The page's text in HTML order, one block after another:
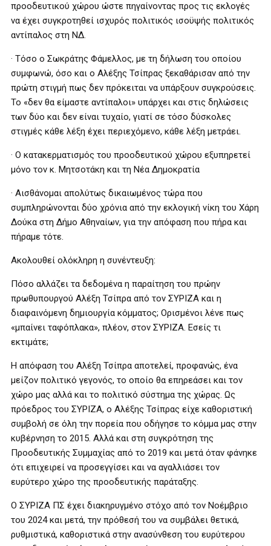
προοδευτικού χώρου ώστε πηγαίνοντας προς τις εκλογές
να έχει συγκροτηθεί ισχυρός πολιτικός ισοϋψής πολιτικός
αντίπαλος στη ΝΔ.
· Τόσο ο Σωκράτης Φάμελλος, με τη δήλωση του οποίου
συμφωνώ, όσο και ο Αλέξης Τσίπρας ξεκαθάρισαν από την
πρώτη στιγμή πως δεν πρόκειται να υπάρξουν συγκρούσεις.
Το «δεν θα είμαστε αντίπαλοι» υπάρχει και στις δηλώσεις
των δύο και δεν είναι τυχαίο, γιατί σε τόσο δύσκολες
στιγμές κάθε λέξη έχει περιεχόμενο, κάθε λέξη μετράει.
· Ο κατακερματισμός του προοδευτικού χώρου εξυπηρετεί
μόνο τον κ. Μητσοτάκη και τη Νέα Δημοκρατία
· Αισθάνομαι απολύτως δικαιωμένος τώρα που
συμπληρώνονται δύο χρόνια από την εκλογική νίκη του Χάρη
Δούκα στη Δήμο Αθηναίων, για την απόφαση που πήρα και
πήραμε τότε.
Ακολουθεί ολόκληρη η συνέντευξη:
Πόσο αλλάζει τα δεδομένα η παραίτηση του πρώην
πρωθυπουργού Αλέξη Τσίπρα από τον ΣΥΡΙΖΑ και η
διαφαινόμενη δημιουργία κόμματος; Ορισμένοι λένε πως
«μπαίνει ταφόπλακα», πλέον, στον ΣΥΡΙΖΑ. Εσείς τι
εκτιμάτε;
Η απόφαση του Αλέξη Τσίπρα αποτελεί, προφανώς, ένα
μείζον πολιτικό γεγονός, το οποίο θα επηρεάσει και τον
χώρο μας αλλά και το πολιτικό σύστημα της χώρας. Ως
πρόεδρος του ΣΥΡΙΖΑ, ο Αλέξης Τσίπρας είχε καθοριστική
συμβολή σε όλη την πορεία που οδήγησε το κόμμα μας στην
κυβέρνηση το 2015. Αλλά και στη συγκρότηση της
Προοδευτικής Συμμαχίας από το 2019 και μετά όταν φάνηκε
ότι επιχειρεί να προσεγγίσει και να αγαλλιάσει τον
ευρύτερο χώρο της προοδευτικής παράταξης.
Ο ΣΥΡΙΖΑ ΠΣ έχει διακηρυγμένο στόχο από τον Νοέμβριο
του 2024 και μετά, την πρόθεσή του να συμβάλει θετικά,
ρυθμιστικά, καθοριστικά στην ανασύνθεση του ευρύτερου